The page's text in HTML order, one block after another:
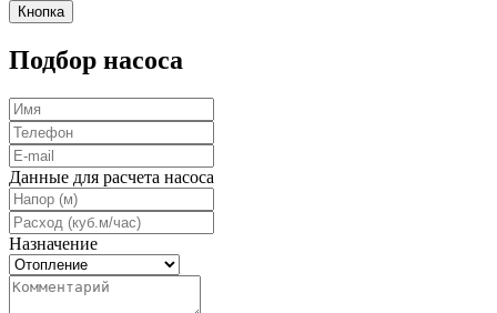
Кнопка
Подбор насоса
Данные для расчета насоса
Назначение